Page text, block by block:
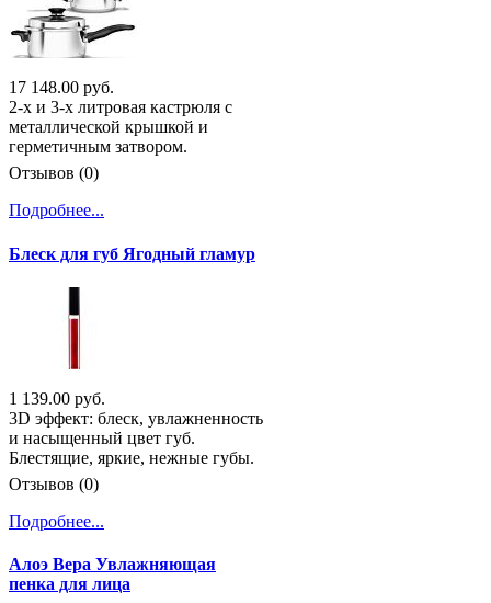
17 148.00 руб.
2-х и 3-х литровая кастрюля с
металлической крышкой и
герметичным затвором.
Отзывов (0)
Подробнее...
Блеск для губ Ягодный гламур
1 139.00 руб.
3D эффект: блеск, увлажненность
и насыщенный цвет губ.
Блестящие, яркие, нежные губы.
Отзывов (0)
Подробнее...
Алоэ Вера Увлажняющая
пенка для лица